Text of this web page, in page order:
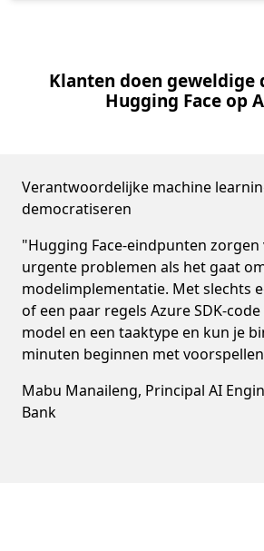
Klanten doen geweldige
Hugging Face op
Verantwoordelijke machine
democratiseren
"Hugging Face-eindpunten
urgente problemen als het gaat
modelimplementatie. Met slechts
of een paar regels Azure SDK-
model en een taaktype en kun je
minuten beginnen met
Mabu Manaileng, Principal AI
Bank